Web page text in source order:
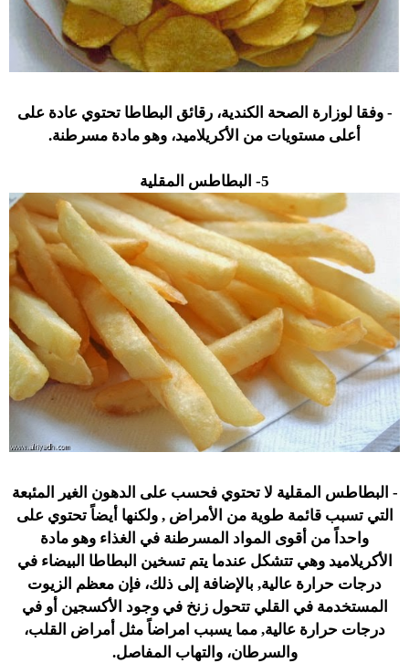
- وفقا لوزارة الصحة الكندية، رقائق البطاطا تحتوي عادة على
أعلى مستويات من الأكريلاميد، وهو مادة مسرطنة.
5- البطاطس المقلية
- البطاطس المقلية لا تحتوي فحسب على الدهون الغير المئبعة
التي تسبب قائمة طوية من الأمراض , ولكنها أيضاً تحتوي على
واحداً من أقوى المواد المسرطنة في الغذاء وهو مادة
الأكريلاميد وهي تتشكل عندما يتم تسخين البطاطا البيضاء في
درجات حرارة عالية, بالإضافة إلى ذلك، فإن معظم الزيوت
المستخدمة في القلي تتحول زنخ في وجود الأكسجين أو في
درجات حرارة عالية, مما يسبب امراضاً مثل أمراض القلب،
والسرطان، والتهاب المفاصل.